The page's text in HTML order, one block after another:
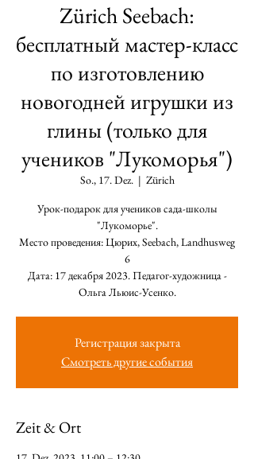
Zürich Seebach:
бесплатный мастер-класс
по изготовлению
новогодней игрушки из
глины (только для
учеников "Лукоморья")
So., 17. Dez.
  |
Zürich
Урок-подарок для учеников сада-школы
"Лукоморье".
Место проведения: Цюрих, Seebach, Landhusweg
6
Дата: 17 декабря 2023. Педагог-художница -
Ольга Льюис-Усенко.
Регистрация закрыта
Смотреть другие события
Zeit & Ort